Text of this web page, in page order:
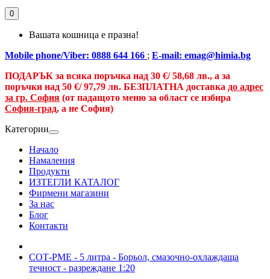
0
Вашата кошница е празна!
Mobile phone/Viber: 0888 644 166 ; E-mail: emag@himia.bg
ПОДАРЪК за всяка поръчка над 30 €/58,68 лв., а за
поръчки над 50 €/ 97,79 лв. БЕЗПЛАТНА доставка до адрес
за гр. София (от падащото меню за област се избира
София-град, а не София)
Категории
Начало
Намаления
Продукти
ИЗТЕГЛИ КАТАЛОГ
Фирмени магазини
За нас
Блог
Контакти
СОТ-РМЕ - 5 литра - Борьол, смазочно-охлаждаща
течност - разреждане 1:20